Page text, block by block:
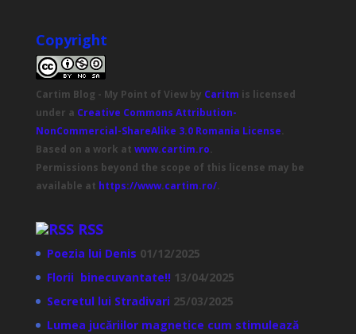
Copyright
Cartim Blog - My Point of Viewby Caritm is licensed
under a Creative Commons Attribution-
NonCommercial-ShareAlike 3.0 Romania License.
Based on a work at www.cartim.ro.
Permissions beyond the scope of this license may be
available at https://www.cartim.ro/.
RSS
Poezia lui Denis 01/12/2025
Florii binecuvantate!! 13/04/2025
Secretul lui Stradivari 25/03/2025
Lumea jucăriilor magnetice cum stimulează